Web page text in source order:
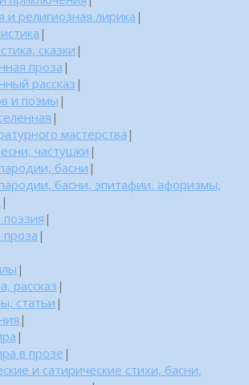
и религиозная лирика |
|
сказки |
проза|
рассказ|
и поэмы |
|
мастерства |
частушки |
басни |
басни, эпитафии, афоризмы,
|
поэзия |
проза|
|
рассказ |
статьи |
|
|
в прозе |
и сатирические стихи, басни,